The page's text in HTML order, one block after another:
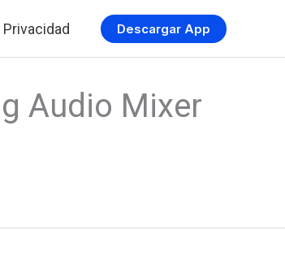
Descargar App
Audio Mixer